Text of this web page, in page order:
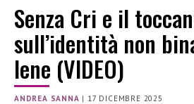
Senza Cri e il
sull’identità non
Iene (VIDEO)
ANDREA SANNA | 17 DICEMBRE 2025